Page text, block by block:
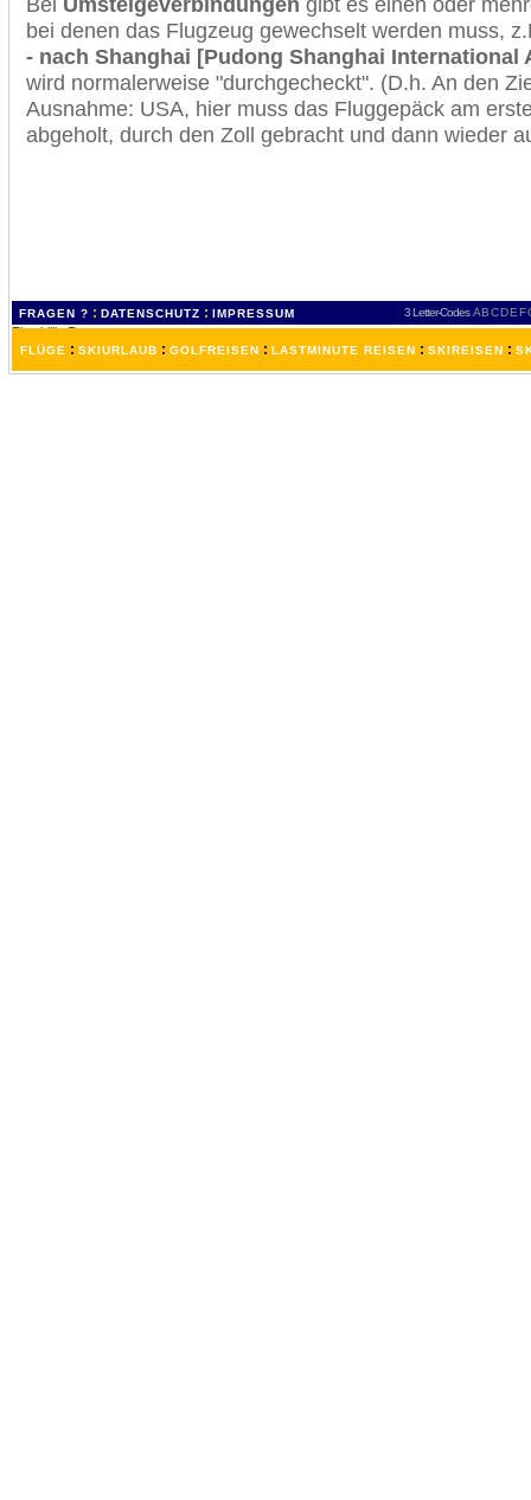
bei denen das Flugzeug gewechselt werden muss,
- nach Shanghai [Pudong Shanghai International
wird normalerweise "durchgecheckt". (D.h. An den
Ausnahme: USA, hier muss das Fluggepäck am
abgeholt, durch den Zoll gebracht und dann wieder
FRAGEN ? : DATENSCHUTZ : IMPRESSUM 3 Letter-Codes ABCDEF
FLÜGE : SKIURLAUB : GOLFREISEN : LASTMINUTE REISEN : SKIREISEN :